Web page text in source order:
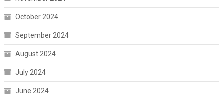
October 2024
September 2024
August 2024
July 2024
June 2024